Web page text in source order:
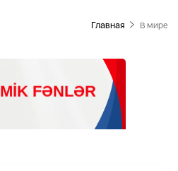
Главная В мире